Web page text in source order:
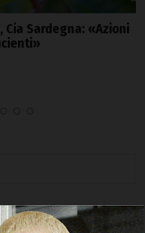
Sardegna: «Azioni